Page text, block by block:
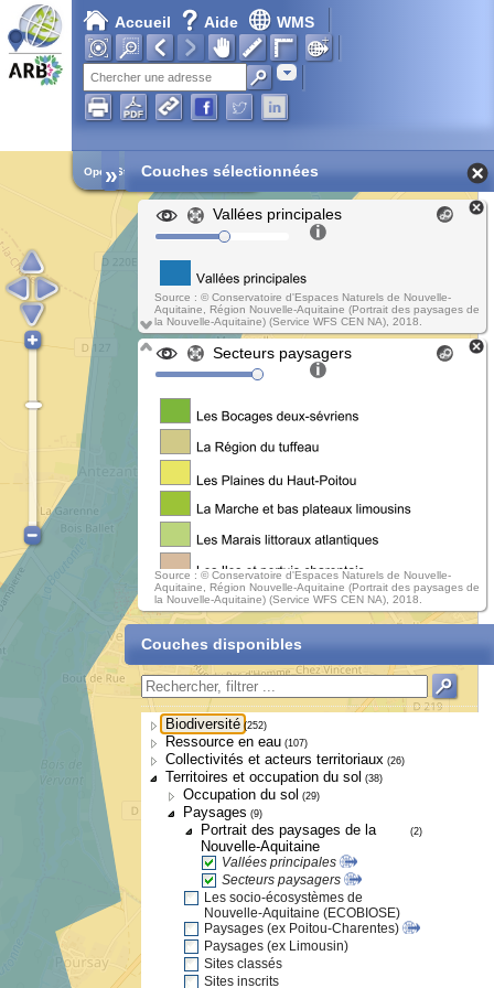
Accueil Aide WMS
Adresse
Chargement en cours...
Open Street Map
» Couches sélectionnées
Vallées principales
Source : © Conservatoire d'Espaces Naturels de Nouvelle-
Aquitaine, Région Nouvelle-Aquitaine (Portrait des paysages de
la Nouvelle-Aquitaine) (Service WFS CEN NA), 2018.
Secteurs paysagers
Source : © Conservatoire d'Espaces Naturels de Nouvelle-
Aquitaine, Région Nouvelle-Aquitaine (Portrait des paysages de
la Nouvelle-Aquitaine) (Service WFS CEN NA), 2018.
Couches disponibles
Biodiversité (252)
Ressource en eau (107)
Collectivités et acteurs territoriaux (26)
Territoires et occupation du sol (38)
Occupation du sol (29)
Paysages (9)
Portrait des paysages de la
Nouvelle-Aquitaine
(2)
Vallées principales
Secteurs paysagers
Les socio-écosystèmes de
Nouvelle-Aquitaine (ECOBIOSE)
Paysages (ex Poitou-Charentes)
Paysages (ex Limousin)
Sites classés
Sites inscrits